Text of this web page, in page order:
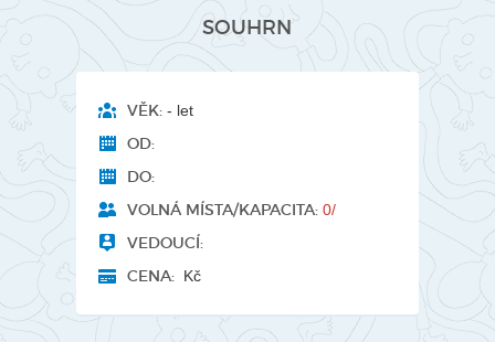
SOUHRN
VĚK: - let
OD:
DO:
VOLNÁ MÍSTA/KAPACITA: 0/
VEDOUCÍ:
CENA: Kč